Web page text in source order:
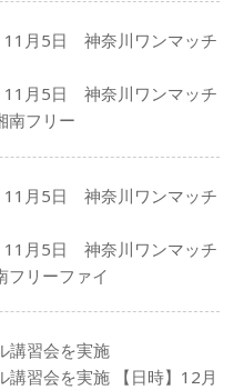
11月5日 神奈川ワンマッチ
11月5日 神奈川ワンマッチ
南フリー
11月5日 神奈川ワンマッチ
11月5日 神奈川ワンマッチ
リーファイ
講習会を実施
習会を実施 【日時】12月